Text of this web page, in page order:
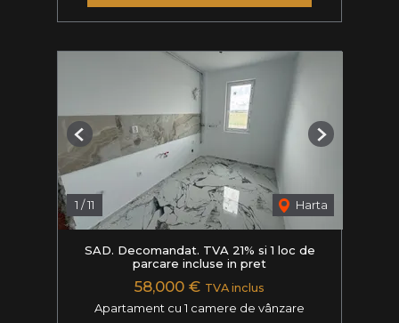
1 /11 Harta
Previous Next
SAD. Decomandat. TVA 21% si 1 loc de
parcare incluse in pret
58,000 € TVA inclus
Apartament cu 1 camere de vânzare